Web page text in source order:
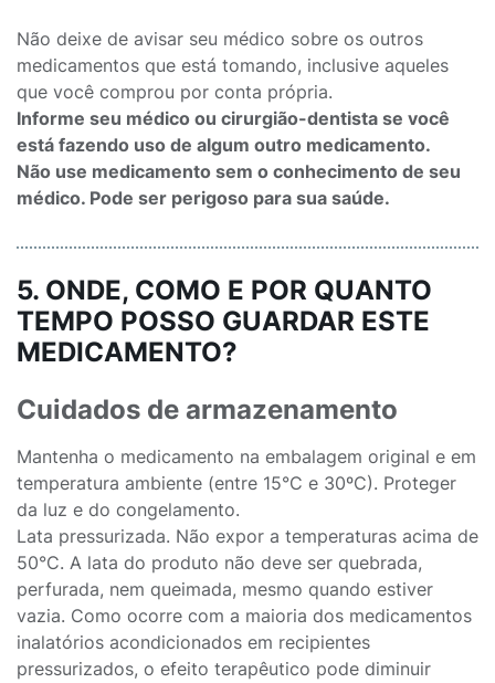
Não deixe de avisar seu médico sobre os outros
medicamentos que está tomando, inclusive aqueles
que você comprou por conta própria.
Informe seu médico ou cirurgião-dentista se você
está fazendo uso de algum outro medicamento.
Não use medicamento sem o conhecimento de seu
médico. Pode ser perigoso para sua saúde.
5. ONDE, COMO E POR QUANTO
TEMPO POSSO GUARDAR ESTE
MEDICAMENTO?
Cuidados de armazenamento
Mantenha o medicamento na embalagem original e em
temperatura ambiente (entre 15°C e 30ºC). Proteger
da luz e do congelamento.
Lata pressurizada. Não expor a temperaturas acima de
50°C. A lata do produto não deve ser quebrada,
perfurada, nem queimada, mesmo quando estiver
vazia. Como ocorre com a maioria dos medicamentos
inalatórios acondicionados em recipientes
pressurizados, o efeito terapêutico pode diminuir